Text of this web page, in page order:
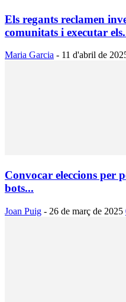
Els regants reclamen
comunitats i executar
Maria Garcia - 11 d'abril de
Convocar eleccions per
bots...
Joan Puig - 26 de març de 2025